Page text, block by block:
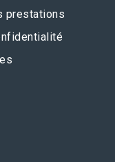
prestations